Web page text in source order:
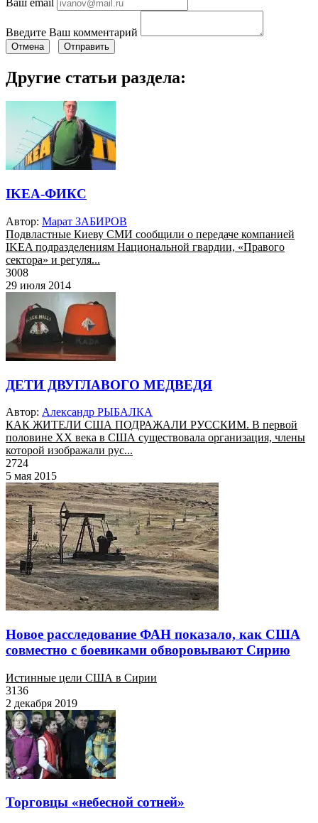
Введите Ваш комментарий
Отмена Отправить
Другие статьи раздела:
IKEA-ФИКС
Автор: Марат ЗАБИРОВ
Подвластные Киеву СМИ сообщили о передаче компанией
IKEA подразделениям Национальной гвардии, «Правого
сектора» и регуля...
3008
29 июля 2014
ДЕТИ ДВУГЛАВОГО МЕДВЕДЯ
Автор: Александр РЫБАЛКА
КАК ЖИТЕЛИ США ПОДРАЖАЛИ РУССКИМ. В первой
половине ХХ века в США существовала организация, члены
которой изображали рус...
2724
5 мая 2015
Новое расследование ФАН показало, как США
совместно с боевиками обворовывают Сирию
Истинные цели США в Сирии
3136
2 декабря 2019
Торговцы «небесной сотней»